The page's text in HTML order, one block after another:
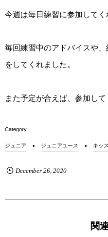
今週は毎日練習に参加してく
毎回練習中のアドバイスや
をしてくれました。
また予定が合えば、参加して
ジュニア ジュニアユース キッ
December 26, 2020
関